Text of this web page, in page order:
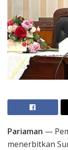
Pariaman —
menerbitkan